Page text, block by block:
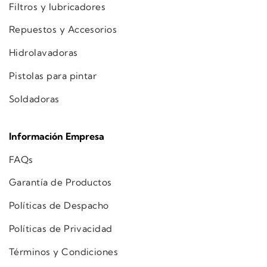
Filtros y lubricadores
Repuestos y Accesorios
Hidrolavadoras
Pistolas para pintar
Soldadoras
Información Empresa
FAQs
Garantía de Productos
Políticas de Despacho
Políticas de Privacidad
Términos y Condiciones